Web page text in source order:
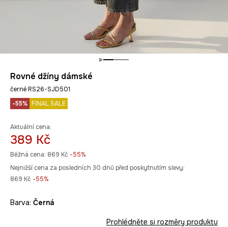
Rovné džíny dámské
černé RS26-SJD501
-55% FINAL SALE
Aktuální cena:
389 Kč
Běžná cena: 869 Kč -55%
Nejnižší cena za posledních 30 dnů před poskytnutím slevy:
869 Kč -55%
Barva: černá
Prohlédněte si rozměry produktu